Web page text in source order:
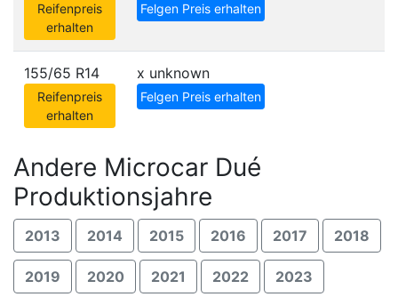
Reifenpreis
erhalten
Felgen Preis erhalten
155/65 R14
Reifenpreis
erhalten
x unknown
Felgen Preis erhalten
Andere Microcar Dué
Produktionsjahre
2013 2014 2015 2016 2017 2018
2019 2020 2021 2022 2023